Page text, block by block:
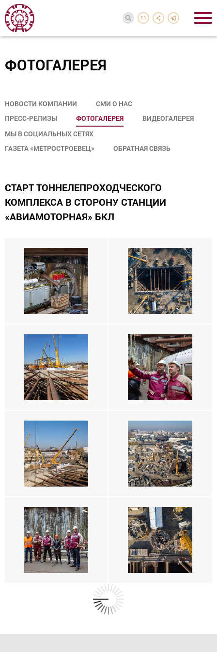
EN
ФОТОГАЛЕРЕЯ
НОВОСТИ КОМПАНИИ
СМИ О НАС
ПРЕСС-РЕЛИЗЫ
ФОТОГАЛЕРЕЯ
ВИДЕОГАЛЕРЕЯ
МЫ В СОЦИАЛЬНЫХ СЕТЯХ
ГАЗЕТА «МЕТРОСТРОЕВЕЦ»
ОБРАТНАЯ СВЯЗЬ
СТАРТ ТОННЕЛЕПРОХОДЧЕСКОГО
КОМПЛЕКСА В СТОРОНУ СТАНЦИИ
«АВИАМОТОРНАЯ» БКЛ